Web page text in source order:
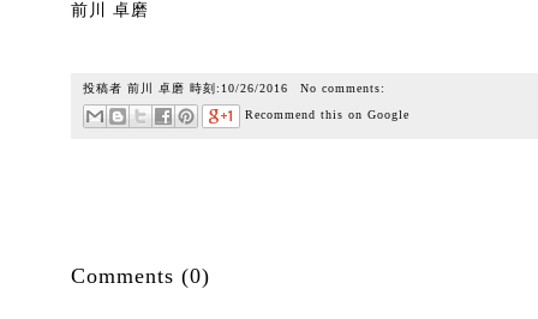
前川 卓磨
投稿者 前川 卓磨 時刻: 10/26/2016 No comments:
Recommend this on Google
Comments (0)